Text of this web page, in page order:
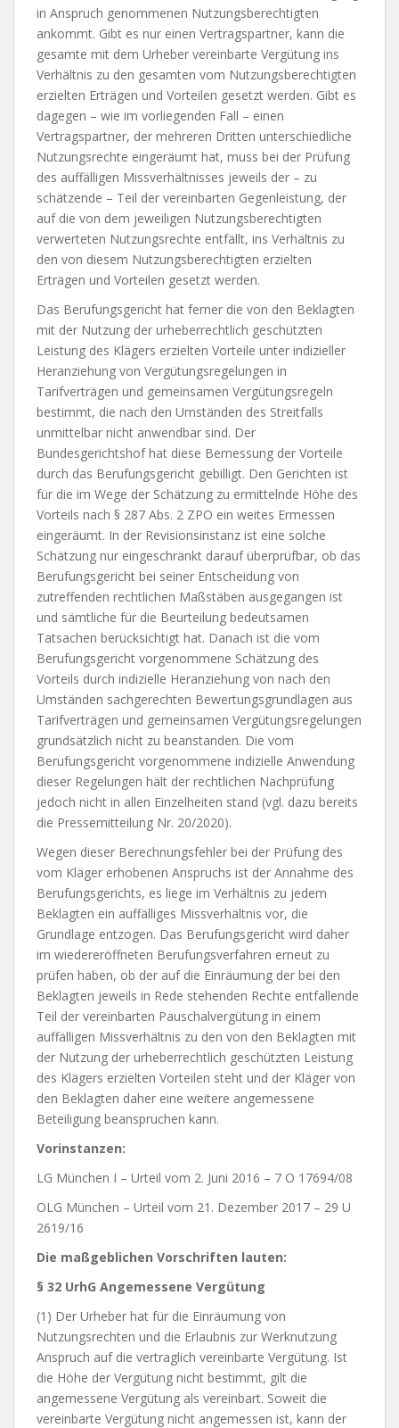
in Anspruch genommenen Nutzungsberechtigten
ankommt. Gibt es nur einen Vertragspartner, kann die
gesamte mit dem Urheber vereinbarte Vergütung ins
Verhältnis zu den gesamten vom Nutzungsberechtigten
erzielten Erträgen und Vorteilen gesetzt werden. Gibt es
dagegen – wie im vorliegenden Fall – einen
Vertragspartner, der mehreren Dritten unterschiedliche
Nutzungsrechte eingeräumt hat, muss bei der Prüfung
des auffälligen Missverhältnisses jeweils der – zu
schätzende – Teil der vereinbarten Gegenleistung, der
auf die von dem jeweiligen Nutzungsberechtigten
verwerteten Nutzungsrechte entfällt, ins Verhältnis zu
den von diesem Nutzungsberechtigten erzielten
Erträgen und Vorteilen gesetzt werden.
Das Berufungsgericht hat ferner die von den Beklagten
mit der Nutzung der urheberrechtlich geschützten
Leistung des Klägers erzielten Vorteile unter indizieller
Heranziehung von Vergütungsregelungen in
Tarifverträgen und gemeinsamen Vergütungsregeln
bestimmt, die nach den Umständen des Streitfalls
unmittelbar nicht anwendbar sind. Der
Bundesgerichtshof hat diese Bemessung der Vorteile
durch das Berufungsgericht gebilligt. Den Gerichten ist
für die im Wege der Schätzung zu ermittelnde Höhe des
Vorteils nach § 287 Abs. 2 ZPO ein weites Ermessen
eingeräumt. In der Revisionsinstanz ist eine solche
Schätzung nur eingeschränkt darauf überprüfbar, ob das
Berufungsgericht bei seiner Entscheidung von
zutreffenden rechtlichen Maßstäben ausgegangen ist
und sämtliche für die Beurteilung bedeutsamen
Tatsachen berücksichtigt hat. Danach ist die vom
Berufungsgericht vorgenommene Schätzung des
Vorteils durch indizielle Heranziehung von nach den
Umständen sachgerechten Bewertungsgrundlagen aus
Tarifverträgen und gemeinsamen Vergütungsregelungen
grundsätzlich nicht zu beanstanden. Die vom
Berufungsgericht vorgenommene indizielle Anwendung
dieser Regelungen hält der rechtlichen Nachprüfung
jedoch nicht in allen Einzelheiten stand (vgl. dazu bereits
die Pressemitteilung Nr. 20/2020).
Wegen dieser Berechnungsfehler bei der Prüfung des
vom Kläger erhobenen Anspruchs ist der Annahme des
Berufungsgerichts, es liege im Verhältnis zu jedem
Beklagten ein auffälliges Missverhältnis vor, die
Grundlage entzogen. Das Berufungsgericht wird daher
im wiedereröffneten Berufungsverfahren erneut zu
prüfen haben, ob der auf die Einräumung der bei den
Beklagten jeweils in Rede stehenden Rechte entfallende
Teil der vereinbarten Pauschalvergütung in einem
auffälligen Missverhältnis zu den von den Beklagten mit
der Nutzung der urheberrechtlich geschützten Leistung
des Klägers erzielten Vorteilen steht und der Kläger von
den Beklagten daher eine weitere angemessene
Beteiligung beanspruchen kann.
Vorinstanzen:
LG München I – Urteil vom 2. Juni 2016 – 7 O 17694/08
OLG München – Urteil vom 21. Dezember 2017 – 29 U
2619/16
Die maßgeblichen Vorschriften lauten:
§ 32 UrhG Angemessene Vergütung
(1) Der Urheber hat für die Einräumung von
Nutzungsrechten und die Erlaubnis zur Werknutzung
Anspruch auf die vertraglich vereinbarte Vergütung. Ist
die Höhe der Vergütung nicht bestimmt, gilt die
angemessene Vergütung als vereinbart. Soweit die
vereinbarte Vergütung nicht angemessen ist, kann der